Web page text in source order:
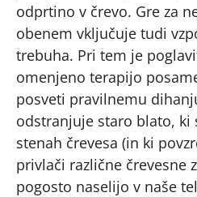
odprtino v črevo. Gre za
obenem vključuje tudi
trebuha. Pri tem je
omenjeno terapijo
posveti pravilnemu
odstranjuje staro blato, ki
stenah črevesa (in ki
privlači različne črevesne
pogosto naselijo v naše